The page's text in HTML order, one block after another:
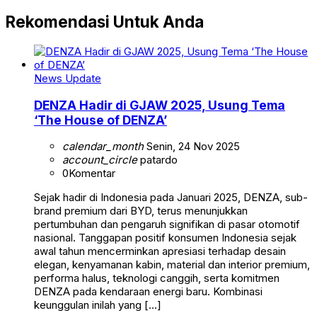
Rekomendasi Untuk Anda
News Update
DENZA Hadir di GJAW 2025, Usung Tema
‘The House of DENZA’
calendar_monthSenin, 24 Nov 2025
account_circlepatardo
0Komentar
Sejak hadir di Indonesia pada Januari 2025, DENZA, sub-
brand premium dari BYD, terus menunjukkan
pertumbuhan dan pengaruh signifikan di pasar otomotif
nasional. Tanggapan positif konsumen Indonesia sejak
awal tahun mencerminkan apresiasi terhadap desain
elegan, kenyamanan kabin, material dan interior premium,
performa halus, teknologi canggih, serta komitmen
DENZA pada kendaraan energi baru. Kombinasi
keunggulan inilah yang […]